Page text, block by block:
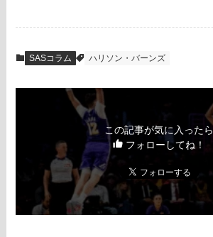
SASコラム ハリソン・バーンズ
この記事が気に入ったら
フォローしてね！